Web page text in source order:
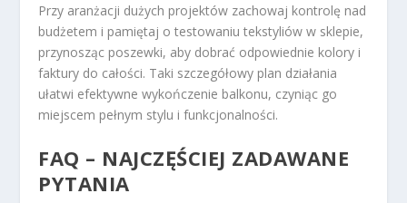
Przy aranżacji dużych projektów zachowaj kontrolę nad
budżetem i pamiętaj o testowaniu tekstyliów w sklepie,
przynosząc poszewki, aby dobrać odpowiednie kolory i
faktury do całości. Taki szczegółowy plan działania
ułatwi efektywne wykończenie balkonu, czyniąc go
miejscem pełnym stylu i funkcjonalności.
FAQ – NAJCZĘŚCIEJ ZADAWANE
PYTANIA